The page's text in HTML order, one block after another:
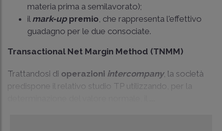
materia prima a semilavorato);
il mark-uppremio, che rappresenta l'effettivo
guadagno per le due consociate.
Transactional Net Margin Method (TNMM)
Trattandosi di operazioni intercompany, la società
predispone il relativo studio TP utilizzando, per la